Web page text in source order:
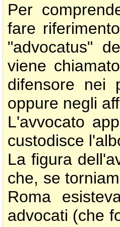
Per
fare
"advocatus"
viene
difensore nei
oppure negli
L'avvocato
custodisce
La figura
che, se
Roma
advocati (che